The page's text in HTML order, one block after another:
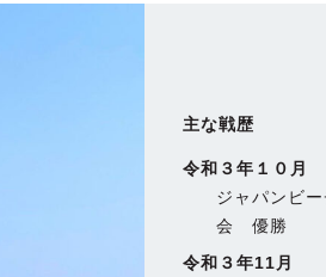
主な戦歴
令和３年１０月
ジャパンビ
会 優勝
令和３年11月